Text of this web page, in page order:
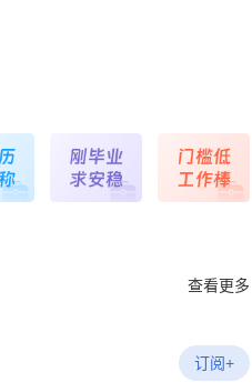
查看更多
订阅+